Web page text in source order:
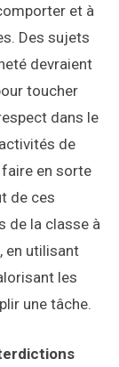
et à
Des sujets
devraient
toucher
dans le
de
en sorte
de ces
de la classe à
en utilisant
les
une tâche.